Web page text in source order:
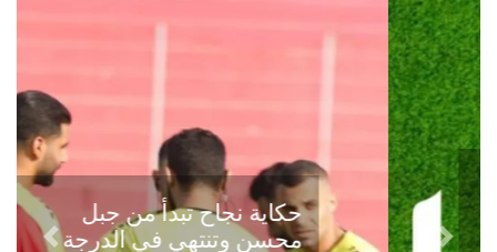
حكاية نجاح تبدأ من جبل
محسن وتنتهي في الدرجة